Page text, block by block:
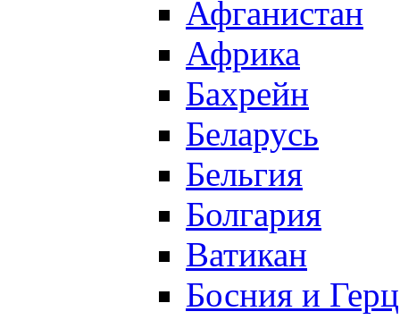
Афганистан
Африка
Бахрейн
Беларусь
Бельгия
Болгария
Ватикан
Босния и